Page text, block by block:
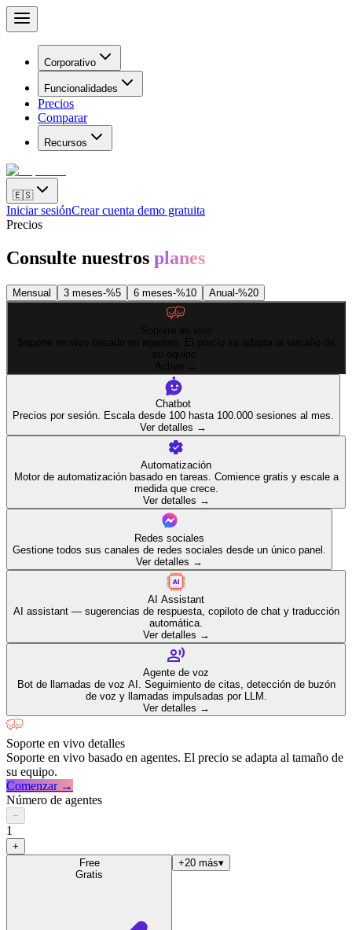
Corporativo
Funcionalidades
Precios
Comparar
Recursos
🇪🇸
Iniciar sesiónCrear cuenta demo gratuita
Precios
Consulte nuestros planes
Mensual 3 meses-%5 6 meses-%10 Anual -%20
Chatbot
Precios por sesión. Escala desde 100 hasta 100.000 sesiones al mes.
Ver detalles →
Automatización
Motor de automatización basado en tareas. Comience gratis y escale a
medida que crece.
Ver detalles →
Redes sociales
Gestione todos sus canales de redes sociales desde un único panel.
Ver detalles →
AI Assistant
AI assistant — sugerencias de respuesta, copiloto de chat y traducción
automática.
Ver detalles →
Agente de voz
Bot de llamadas de voz AI. Seguimiento de citas, detección de buzón
de voz y llamadas impulsadas por LLM.
Ver detalles →
Soporte en vivo detalles
Soporte en vivo basado en agentes. El precio se adapta al tamaño de
su equipo.
Comenzar →
Número de agentes
−
1
+
Free
Gratis
+20 más▾